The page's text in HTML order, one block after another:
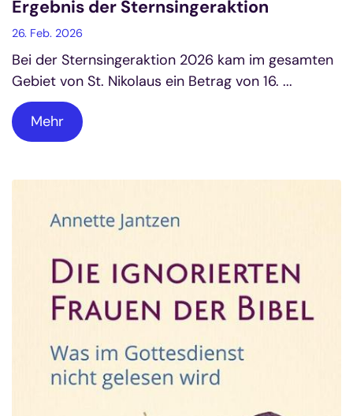
Ergebnis der Sternsingeraktion
26. Feb. 2026
Bei der Sternsingeraktion 2026 kam im gesamten
Gebiet von St. Nikolaus ein Betrag von 16. ...
Mehr